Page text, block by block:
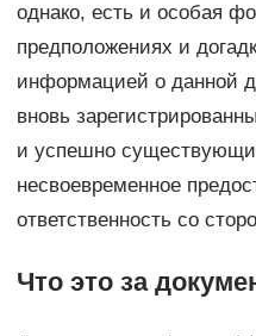
однако, есть и особая
предположениях и
информацией о данной
вновь
и успешно
несвоевременное
ответственность со
Что это за